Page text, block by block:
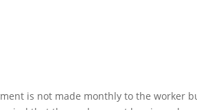
is not made monthly to the worker